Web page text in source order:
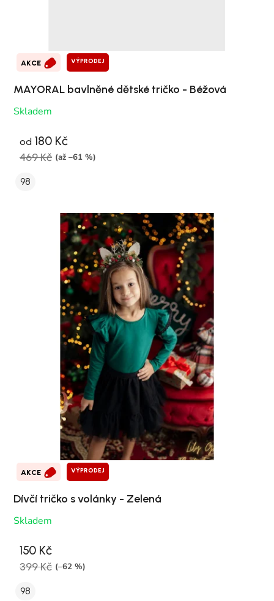
AKCE VÝPRODEJ
MAYORAL bavlněné dětské tričko - Béžová
Skladem
od 180 Kč
469 Kč (až –61 %)
98
AKCE VÝPRODEJ
Dívčí tričko s volánky - Zelená
Skladem
150 Kč
399 Kč (–62 %)
98